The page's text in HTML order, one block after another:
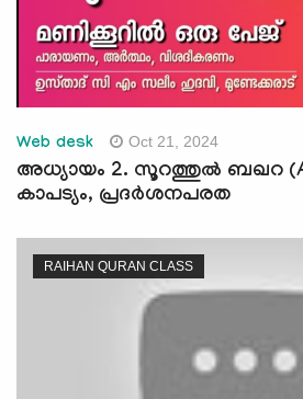
Web desk Oct 21, 2024
അധ്യായം 2. സൂറത്തുല്‍ ബഖറ
കാപട്യം, പ്രദർശനപരത
RAIHAN QURAN CLASS